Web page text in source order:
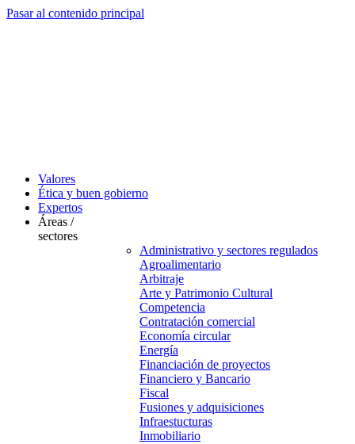
Pasar al contenido principal
Valores
Ética y buen gobierno
Expertos
Áreas /
sectores
Administrativo y sectores regulados
Agroalimentario
Arbitraje
Arte y Patrimonio Cultural
Competencia
Contratación comercial
Economía circular
Energía
Financiación de proyectos
Financiero y Bancario
Fiscal
Fusiones y adquisiciones
Infraestucturas
Inmobiliario